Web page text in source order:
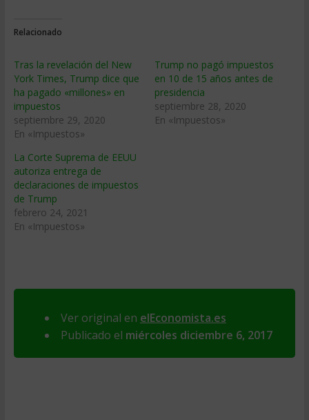
Relacionado
Tras la revelación del New
York Times, Trump dice que
ha pagado «millones» en
impuestos
septiembre 29, 2020
En «Impuestos»
Trump no pagó impuestos
en 10 de 15 años antes de
presidencia
septiembre 28, 2020
En «Impuestos»
La Corte Suprema de EEUU
autoriza entrega de
declaraciones de impuestos
de Trump
febrero 24, 2021
En «Impuestos»
Ver original en elEconomista.es
Publicado el miércoles diciembre 6, 2017